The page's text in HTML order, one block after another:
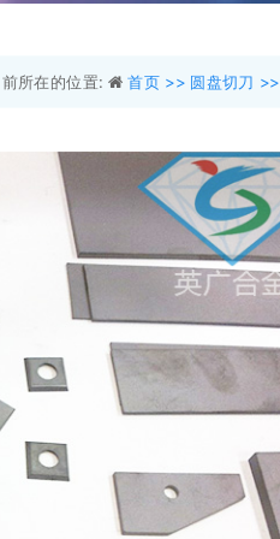
所在的位置: 首页 >> 圆盘切刀 >>